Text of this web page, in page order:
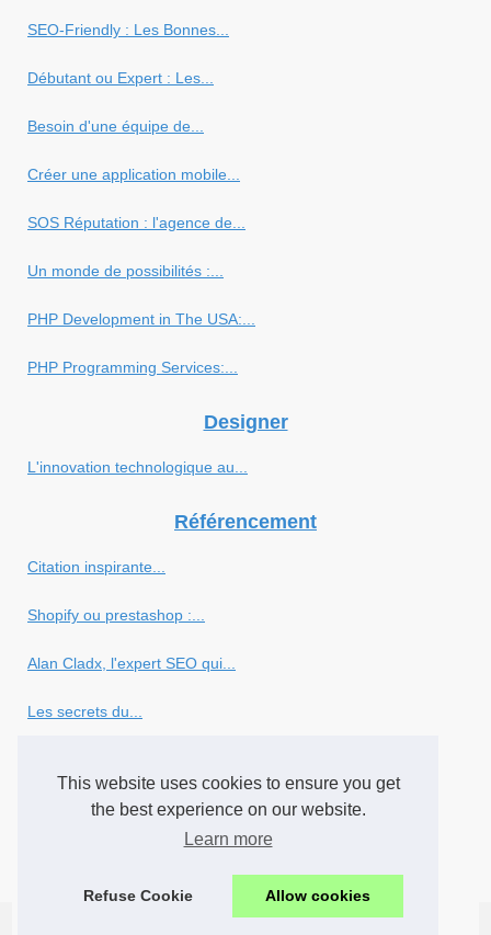
This website uses cookies to ensure you get
the best experience on our website.
Learn more
Refuse Cookie Allow cookies
SEO-Friendly : Les Bonnes...
Débutant ou Expert : Les...
Besoin d'une équipe de...
Créer une application mobile...
SOS Réputation : l'agence de...
Un monde de possibilités :...
PHP Development in The USA:...
PHP Programming Services:...
Designer
L'innovation technologique au...
Référencement
Citation inspirante...
Shopify ou prestashop :...
Alan Cladx, l'expert SEO qui...
Les secrets du...
Ce qu'il faut savoir sur...